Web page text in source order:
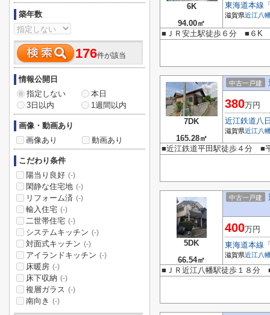
6K
94.00㎡
東海道本線
滋賀県近江八
■ＪＲ安土駅徒歩６分 ■６K
7DK
165.28㎡
中古一戸建
380万円
近江鉄道八
滋賀県近江八
■近江鉄道平田駅徒歩４分
5DK
66.54㎡
中古一戸建
400万円
東海道本線
滋賀県近江八
■ＪＲ近江八幡駅徒歩１８
築年数
176件が該当
情報公開日
指定しない
本日
3日以内
1週間以内
画像・動画あり
画像あり
動画あり
こだわり条件
陽当り良好 (-)
閑静な住宅地 (-)
リフォーム済 (-)
輸入住宅 (-)
二世帯住宅 (-)
システムキッチン (-)
対面式キッチン (-)
アイランドキッチン (-)
床暖房 (-)
床下収納 (-)
複層ガラス (-)
南向き (-)